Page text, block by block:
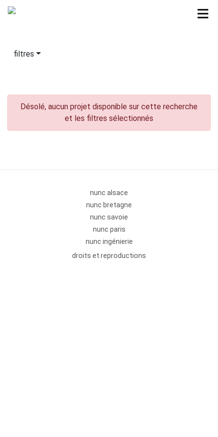
filtres
Désolé, aucun projet disponible sur cette recherche
et les filtres sélectionnés
nunc alsace
nunc bretagne
nunc savoie
nunc paris
nunc ingénierie
droits et reproductions